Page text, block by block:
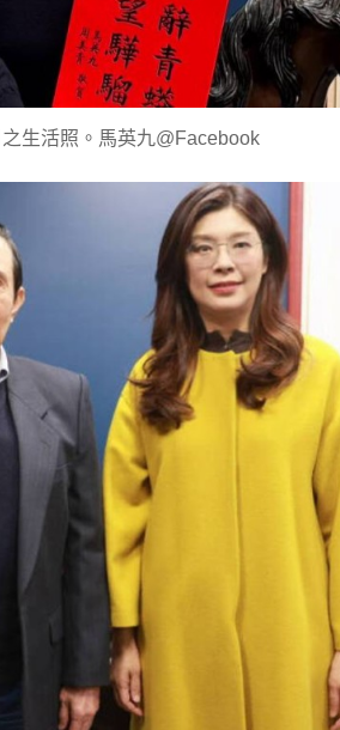
生活照。馬英九@Facebook